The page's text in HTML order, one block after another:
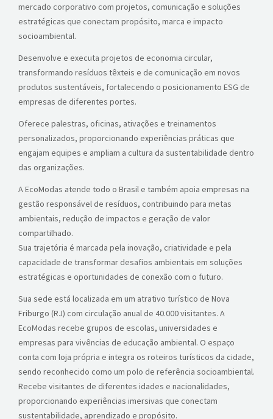
mercado corporativo com projetos, comunicação e soluções
estratégicas que conectam propósito, marca e impacto
socioambiental.
Desenvolve e executa projetos de economia circular,
transformando resíduos têxteis e de comunicação em novos
produtos sustentáveis, fortalecendo o posicionamento ESG de
empresas de diferentes portes.
Oferece palestras, oficinas, ativações e treinamentos
personalizados, proporcionando experiências práticas que
engajam equipes e ampliam a cultura da sustentabilidade dentro
das organizações.
A EcoModas atende todo o Brasil e também apoia empresas na
gestão responsável de resíduos, contribuindo para metas
ambientais, redução de impactos e geração de valor
compartilhado.
Sua trajetória é marcada pela inovação, criatividade e pela
capacidade de transformar desafios ambientais em soluções
estratégicas e oportunidades de conexão com o futuro.
Sua sede está localizada em um atrativo turístico de Nova
Friburgo (RJ) com circulação anual de 40.000 visitantes. A
EcoModas recebe grupos de escolas, universidades e
empresas para vivências de educação ambiental. O espaço
conta com loja própria e integra os roteiros turísticos da cidade,
sendo reconhecido como um polo de referência socioambiental.
Recebe visitantes de diferentes idades e nacionalidades,
proporcionando experiências imersivas que conectam
sustentabilidade, aprendizado e propósito.